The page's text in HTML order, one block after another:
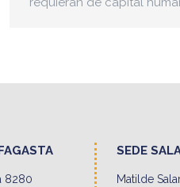
8280
SEDE
Matilde